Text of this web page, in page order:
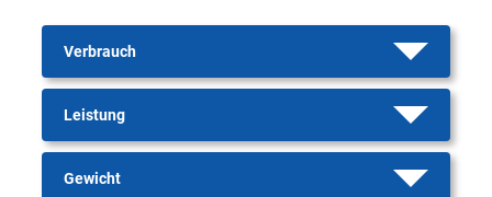
Verbrauch
Leistung
Gewicht